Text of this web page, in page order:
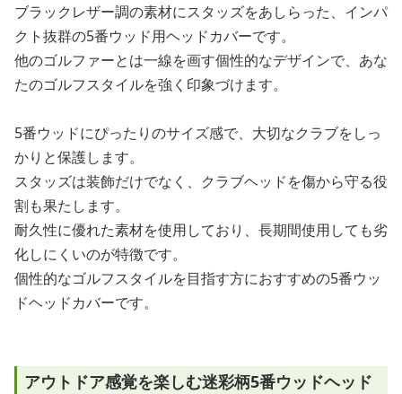
ブラックレザー調の素材にスタッズをあしらった、インパ
クト抜群の5番ウッド用ヘッドカバーです。
他のゴルファーとは一線を画す個性的なデザインで、あな
たのゴルフスタイルを強く印象づけます。
5番ウッドにぴったりのサイズ感で、大切なクラブをしっ
かりと保護します。
スタッズは装飾だけでなく、クラブヘッドを傷から守る役
割も果たします。
耐久性に優れた素材を使用しており、長期間使用しても劣
化しにくいのが特徴です。
個性的なゴルフスタイルを目指す方におすすめの5番ウッ
ドヘッドカバーです。
アウトドア感覚を楽しむ迷彩柄5番ウッドヘッド